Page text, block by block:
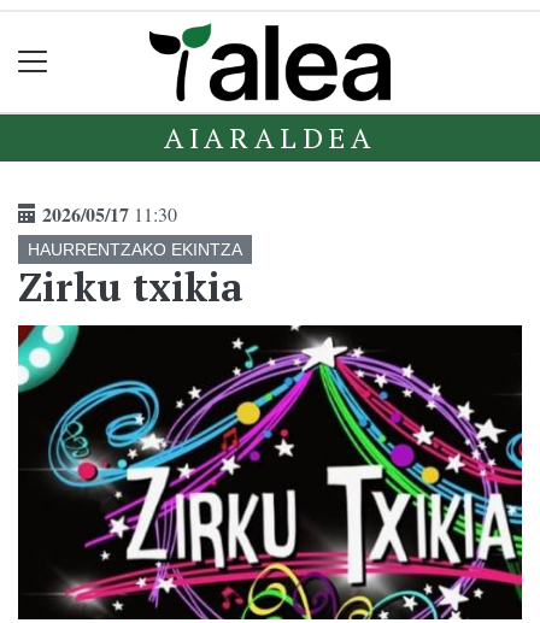
AIARALDEA
2026/05/17 11:30
HAURRENTZAKO EKINTZA
Zirku txikia